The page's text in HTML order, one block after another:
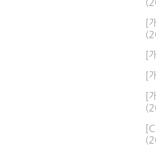
[
[
[
[